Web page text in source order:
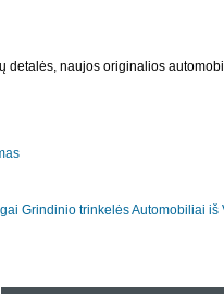
detalės, naujos originalios
Grindinio trinkelėsAutomobiliai iš